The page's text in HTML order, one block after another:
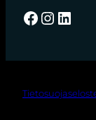
Facebook Instagram LinkedIn